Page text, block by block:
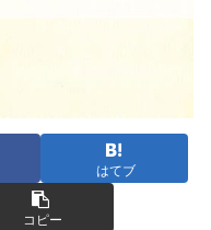
はてブ
コピー